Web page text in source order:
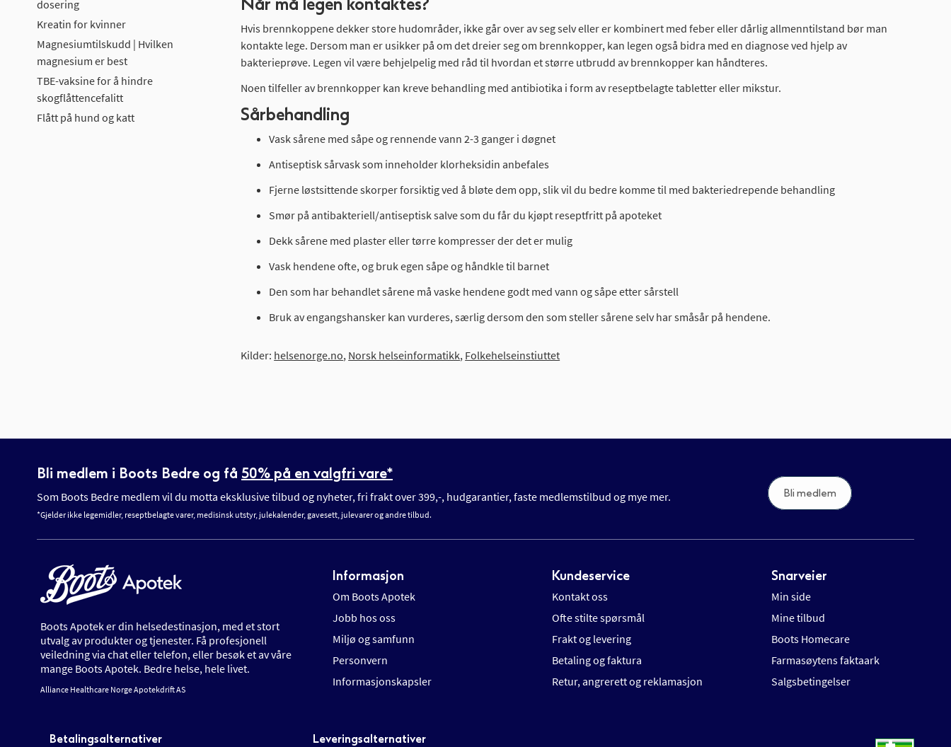
Hvis brennkoppene dekker store hudområder, ikke går over av seg selv eller er kombinert med feber eller dårlig allmenntilstand bør man
kontakte lege. Dersom man er usikker på om det dreier seg om brennkopper, kan legen også bidra med en diagnose ved hjelp av
bakterieprøve. Legen vil være behjelpelig med råd til hvordan et større utbrudd av brennkopper kan håndteres.
Noen tilfeller av brennkopper kan kreve behandling med antibiotika i form av reseptbelagte tabletter eller mikstur.
Sårbehandling
Vask sårene med såpe og rennende vann 2-3 ganger i døgnet
Antiseptisk sårvask som inneholder klorheksidin anbefales
Fjerne løstsittende skorper forsiktig ved å bløte dem opp, slik vil du bedre komme til med bakteriedrepende behandling
Smør på antibakteriell/antiseptisk salve som du får du kjøpt reseptfritt på apoteket
Dekk sårene med plaster eller tørre kompresser der det er mulig
Vask hendene ofte, og bruk egen såpe og håndkle til barnet
Den som har behandlet sårene må vaske hendene godt med vann og såpe etter sårstell
Bruk av engangshansker kan vurderes, særlig dersom den som steller sårene selv har småsår på hendene.
Kilder: helsenorge.no, Norsk helseinformatikk, Folkehelseinstiuttet
dosering
Kreatin for kvinner
Magnesiumtilskudd | Hvilken
magnesium er best
TBE-vaksine for å hindre
skogflåttencefalitt
Flått på hund og katt
Bli medlem i Boots Bedre og få 50% på en valgfri vare*
Som Boots Bedre medlem vil du motta eksklusive tilbud og nyheter, fri frakt over 399,-, hudgarantier, faste medlemstilbud og mye mer.
*Gjelder ikke legemidler, reseptbelagte varer, medisinsk utstyr, julekalender, gavesett, julevarer og andre tilbud.
Bli medlem
Boots Apotek er din helsedestinasjon, med et stort
utvalg av produkter og tjenester. Få profesjonell
veiledning via chat eller telefon, eller besøk et av våre
mange Boots Apotek. Bedre helse, hele livet.
Alliance Healthcare Norge Apotekdrift AS
Informasjon
Om Boots Apotek
Jobb hos oss
Miljø og samfunn
Personvern
Informasjonskapsler
Kundeservice
Kontakt oss
Ofte stilte spørsmål
Frakt og levering
Betaling og faktura
Retur, angrerett og reklamasjon
Snarveier
Min side
Mine tilbud
Boots Homecare
Farmasøytens faktaark
Salgsbetingelser
Betalingsalternativer Leveringsalternativer